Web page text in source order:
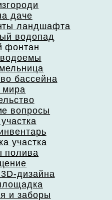
даче
ландшафта
водопад
фонтан
бассейна
вопросы
участка
полива
дизайна
и заборы